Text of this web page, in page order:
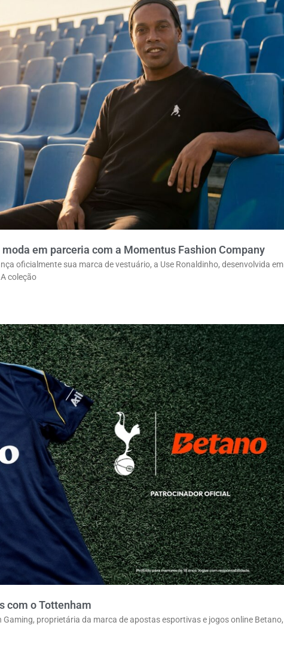
em parceria com a Momentus Fashion Company
oficialmente sua marca de vestuário, a Use Ronaldinho, desenvolvida em
coleção
com o Tottenham
proprietária da marca de apostas esportivas e jogos online Betano,